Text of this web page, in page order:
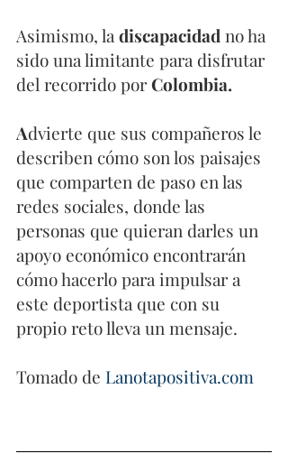
Asimismo, la discapacidad no ha
sido una limitante para disfrutar
del recorrido por Colombia.
Advierte que sus compañeros le
describen cómo son los paisajes
que comparten de paso en las
redes sociales, donde las
personas que quieran darles un
apoyo económico encontrarán
cómo hacerlo para impulsar a
este deportista que con su
propio reto lleva un mensaje.
Tomado de Lanotapositiva.com